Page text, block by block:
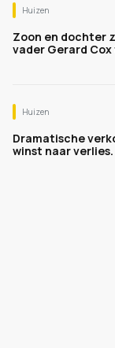
Huizen
Zoon en dochter
vader Gerard
Huizen
Dramatische
winst naar